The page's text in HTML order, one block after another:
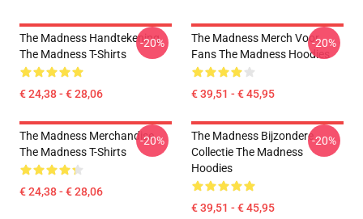
The Madness Handtekening
The Madness T-Shirts
€ 24,38 - € 28,06
-20%
The Madness Merch Voor
Fans The Madness Hoodies
€ 39,51 - € 45,95
-20%
The Madness Merchandise
The Madness T-Shirts
€ 24,38 - € 28,06
-20%
The Madness Bijzondere
Collectie The Madness
Hoodies
€ 39,51 - € 45,95
-20%